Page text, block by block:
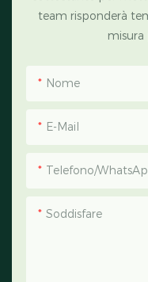
team risponderà
misura
Nome
E-Mail
Telefono/
Soddisfare